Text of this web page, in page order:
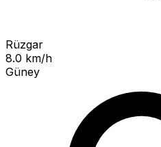
Rüzgar
8.0 km/h
Güney